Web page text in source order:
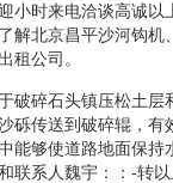
小时来电洽谈高诚以
北京昌平沙河钩机
租公司。
破碎石头镇压松土层
传送到破碎辊，有
能够使道路地面保持
联系人魏宇：：-转